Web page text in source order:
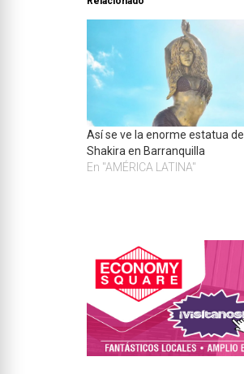
Así se ve la enorme estatua de
Shakira en Barranquilla
En "AMÉRICA LATINA"